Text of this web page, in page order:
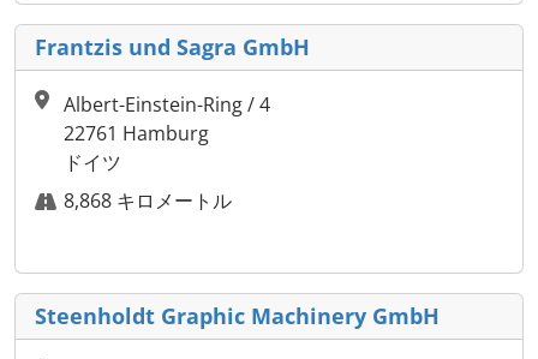
Frantzis und Sagra GmbH
Albert-Einstein-Ring / 4
22761 Hamburg
ドイツ
8,868 キロメートル
Steenholdt Graphic Machinery GmbH